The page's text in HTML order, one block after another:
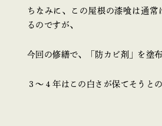
ちなみに、この屋根の漆喰は通常
るのですが、
今回の修繕で、「防カビ剤」を塗
３～４年はこの白さが保てそうと